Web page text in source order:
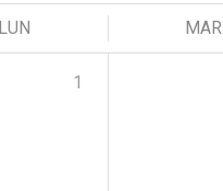
LUN MAR
1